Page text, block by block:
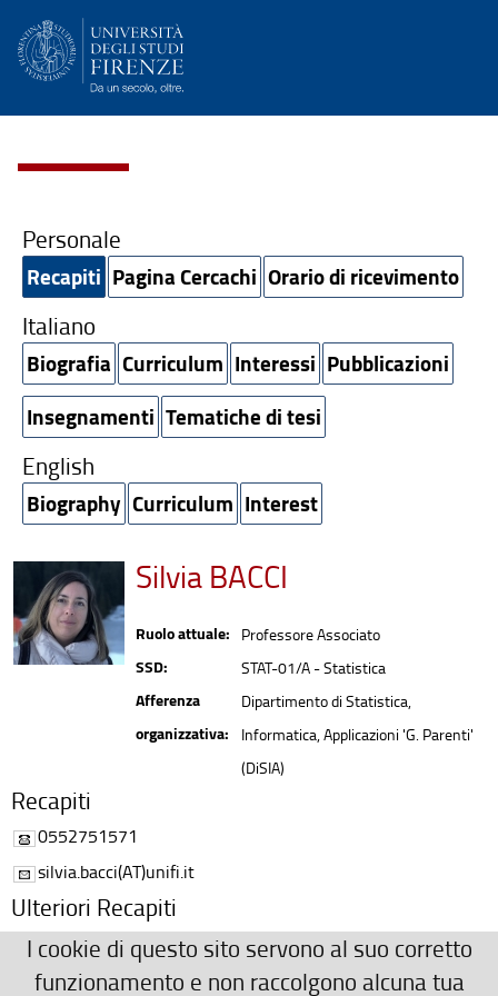
Personale
Recapiti Pagina Cercachi Orario di ricevimento
Italiano
Biografia Curriculum Interessi Pubblicazioni
Insegnamenti Tematiche di tesi
English
Biography Curriculum Interest
Silvia BACCI
Ruolo attuale: Professore Associato
SSD: STAT-01/A - Statistica
Afferenza
organizzativa:
Dipartimento di Statistica,
Informatica, Applicazioni 'G. Parenti'
(DiSIA)
Recapiti
0552751571
silvia.bacci(AT)unifi.it
Ulteriori Recapiti
Dipartimento di Statistica, Viale Morgagni 59, stanza 124 (I
piano)
I cookie di questo sito servono al suo corretto
funzionamento e non raccolgono alcuna tua